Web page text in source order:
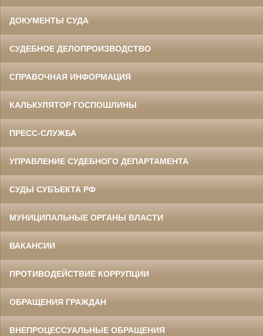
ДОКУМЕНТЫ СУДА
СУДЕБНОЕ ДЕЛОПРОИЗВОДСТВО
СПРАВОЧНАЯ ИНФОРМАЦИЯ
КАЛЬКУЛЯТОР ГОСПОШЛИНЫ
ПРЕСС-СЛУЖБА
УПРАВЛЕНИЕ СУДЕБНОГО ДЕПАРТАМЕНТА
СУДЫ СУБЪЕКТА РФ
МУНИЦИПАЛЬНЫЕ ОРГАНЫ ВЛАСТИ
ВАКАНСИИ
ПРОТИВОДЕЙСТВИЕ КОРРУПЦИИ
ОБРАЩЕНИЯ ГРАЖДАН
ВНЕПРОЦЕССУАЛЬНЫЕ ОБРАЩЕНИЯ